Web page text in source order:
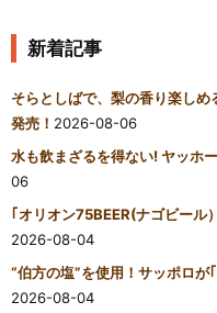
新着記事
そらとしばで、梨の香り楽し
発売！ 2026-08-06
水も飲まざるを得ない! ヤッホ
06
｢オリオン75BEER(ナゴビール
2026-08-04
“伯方の塩”を使用！サッポロ
2026-08-04